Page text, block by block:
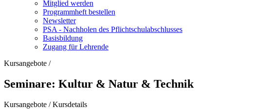
Mitglied werden
Programmheft bestellen
Newsletter
PSA - Nachholen des Pflichtschulabschlusses
Basisbildung
Zugang für Lehrende
Kursangebote /
Seminare: Kultur & Natur & Technik
Kursangebote /Kursdetails